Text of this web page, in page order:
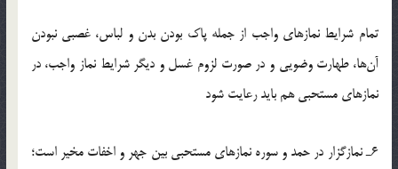
تمام شرایط نمازهای واجب از جمله پاك بودن بدن و لباس، غصبی نبودن
آن‌ها، طهارت وضویی و در صورت لزوم غسل و دیگر شرایط نماز واجب، در
نمازهای مستحبی هم باید رعایت شود
6ـ نمازگزار در حمد و سوره نمازهای مستحبی بین جهر و اخفات مخیر است؛